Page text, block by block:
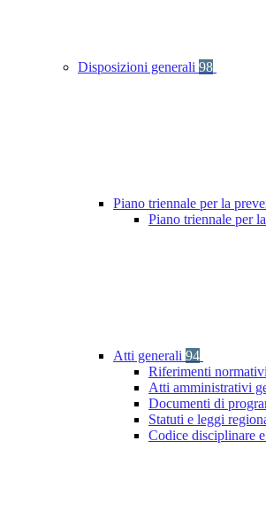
Disposizioni generali 98
Piano triennale per la
Piano triennale per
Atti generali 94
Riferimenti
Atti amministrativi
Documenti di
Statuti e leggi
Codice disciplinare